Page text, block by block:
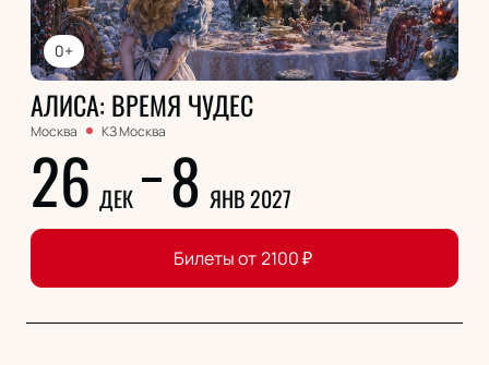
0+
АЛИСА: ВРЕМЯ ЧУДЕС
Москва КЗ Москва
26 ДЕК 8 ЯНВ 2027
Билеты от 2100₽